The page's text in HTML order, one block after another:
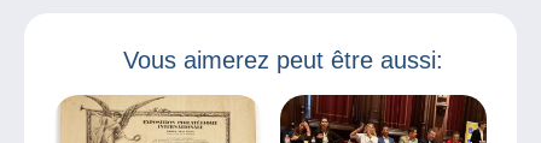
deux semaines.
Vous aimerez peut être aussi: